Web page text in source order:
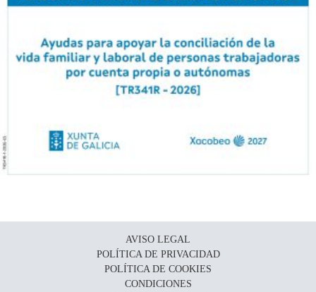
AVISO LEGAL
POLÍTICA DE PRIVACIDAD
POLÍTICA DE COOKIES
CONDICIONES